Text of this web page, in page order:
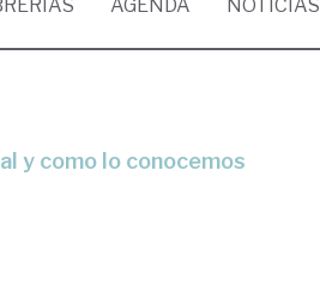
AGENDA NOTICIAS
y como lo conocemos